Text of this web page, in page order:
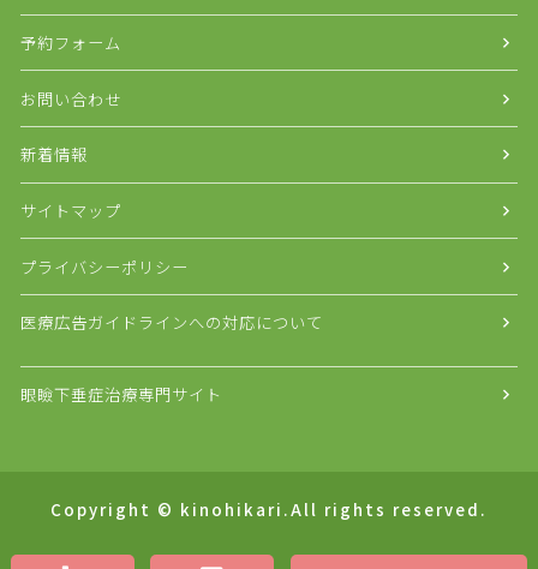
予約フォーム
お問い合わせ
新着情報
サイトマップ
プライバシーポリシー
医療広告ガイドラインへの対応について
眼瞼下垂症治療専門サイト
Copyright © kinohikari.All rights reserved.